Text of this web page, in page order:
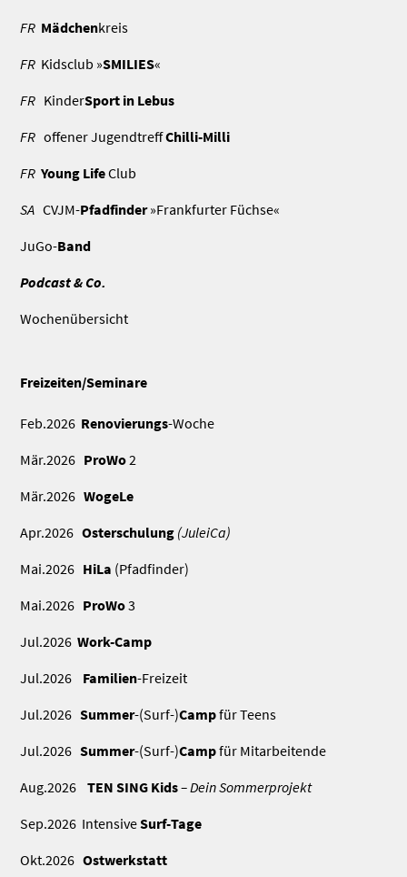
FR Mädchenkreis
FR Kidsclub »SMILIES«
FR KinderSport in Lebus
FR offener JugendtreffChilli-Milli
FR Young LifeClub
SA CVJM-Pfadfinder»Frankfurter Füchse«
JuGo-Band
Podcast & Co.
Wochenübersicht
Freizeiten/Seminare
Feb.2026 Renovierungs-Woche
Mär.2026 ProWo2
Mär.2026WogeLe
Apr.2026Osterschulung (JuleiCa)
Mai.2026 HiLa (Pfadfinder)
Mai.2026 ProWo3
Jul.2026Work-Camp
Jul.2026 Familien-Freizeit
Jul.2026Summer-(Surf-)Campfür Teens
Jul.2026Summer-(Surf-)Campfür Mitarbeitende
Aug.2026TEN SING Kids– Dein Sommerprojekt
Sep.2026 IntensiveSurf-Tage
Okt.2026Ostwerkstatt